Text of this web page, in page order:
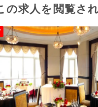
の求人を閲覧さ